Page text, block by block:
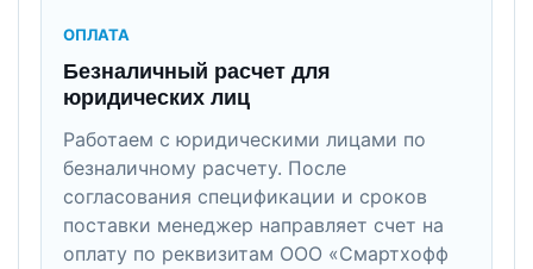
ОПЛАТА
Безналичный расчет для
юридических лиц
Работаем с юридическими лицами по
безналичному расчету. После
согласования спецификации и сроков
поставки менеджер направляет счет на
оплату по реквизитам ООО «Смартхофф